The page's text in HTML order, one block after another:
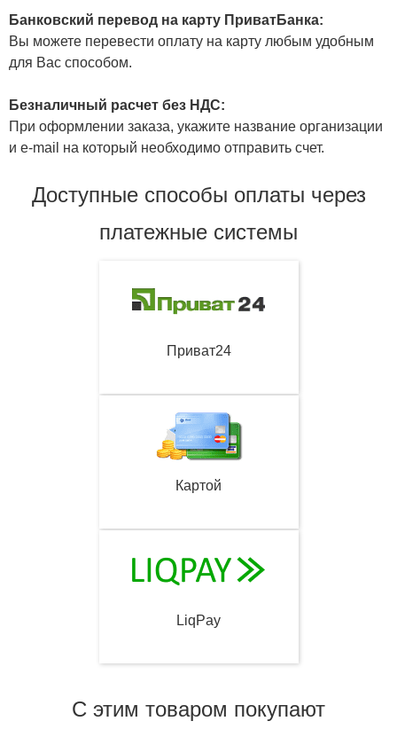
Банковский перевод на карту ПриватБанка:
Вы можете перевести оплату на карту любым удобным
для Вас способом.
Безналичный расчет без НДС:
При оформлении заказа, укажите название организации
и e-mail на который необходимо отправить счет.
Доступные способы оплаты через
платежные системы
Приват24
Картой
LiqPay
С этим товаром покупают